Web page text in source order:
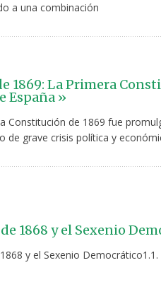
a una combinación
1869: La Primera
España »
Constitución de 1869 fue
de grave crisis política y
1868 y el Sexenio
y el Sexenio Democrático1.1.